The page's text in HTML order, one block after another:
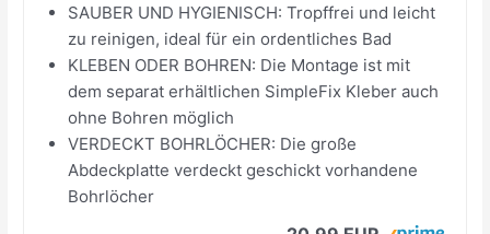
SAUBER UND HYGIENISCH: Tropffrei und leicht
zu reinigen, ideal für ein ordentliches Bad
KLEBEN ODER BOHREN: Die Montage ist mit
dem separat erhältlichen SimpleFix Kleber auch
ohne Bohren möglich
VERDECKT BOHRLÖCHER: Die große
Abdeckplatte verdeckt geschickt vorhandene
Bohrlöcher